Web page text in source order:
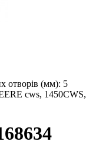
отворів (мм): 5
cws, 1450CWS,